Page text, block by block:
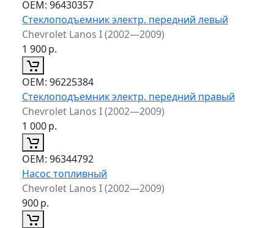
ОЕМ: 96430357
Стеклоподъемник электр. передний левый
Chevrolet Lanos I (2002—2009)
1 900р.
ОЕМ: 96225384
Стеклоподъемник электр. передний правый
Chevrolet Lanos I (2002—2009)
1 000р.
ОЕМ: 96344792
Насос топливный
Chevrolet Lanos I (2002—2009)
900р.